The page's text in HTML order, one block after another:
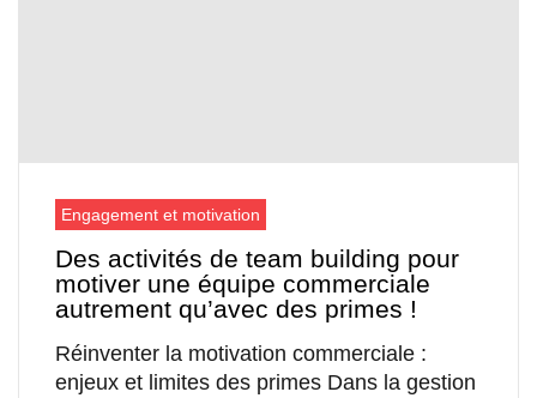
Engagement et motivation
Des activités de team building pour
motiver une équipe commerciale
autrement qu’avec des primes !
Réinventer la motivation commerciale :
enjeux et limites des primes Dans la gestion